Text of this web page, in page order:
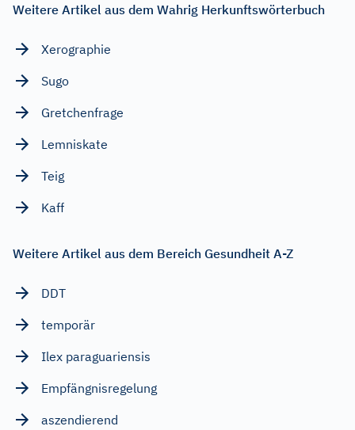
Weitere Artikel aus dem Wahrig Herkunftswörterbuch
Xerographie
Sugo
Gretchenfrage
Lemniskate
Teig
Kaff
Weitere Artikel aus dem Bereich Gesundheit A-Z
DDT
temporär
Ilex paraguariensis
Empfängnisregelung
aszendierend